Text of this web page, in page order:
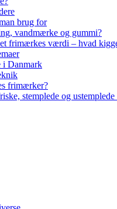
brug for
vandmærke og gummi?
frimærkes værdi – hvad
i Danmark
frimærker?
stemplede og